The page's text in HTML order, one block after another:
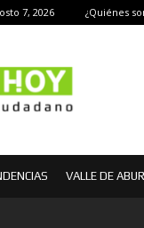
7, 2026 ¿Quiénes
VALLE DE